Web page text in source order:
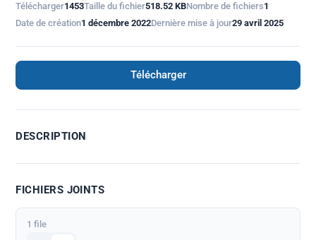
Télécharger1453Taille du fichier518.52 KBNombre de fichiers1
Date de création1 décembre 2022Dernière mise à jour29 avril 2025
Télécharger
DESCRIPTION
FICHIERS JOINTS
1 file